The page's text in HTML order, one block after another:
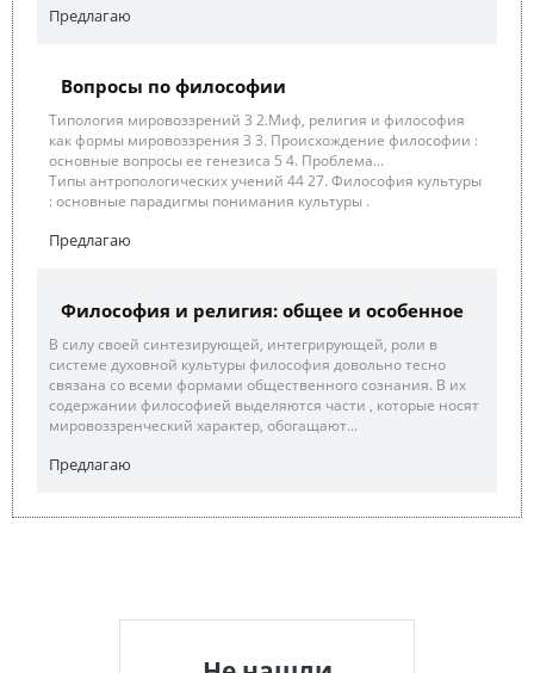
Предлагаю
Вопросы по философии
Типология мировоззрений 3 2.Миф, религия и философия
как формы мировоззрения 3 3. Происхождение философии :
основные вопросы ее генезиса 5 4. Проблема...
Типы антропологических учений 44 27. Философия культуры
: основные парадигмы понимания культуры .
Предлагаю
Философия и религия: общее и особенное
В силу своей синтезирующей, интегрирующей, роли в
системе духовной культуры философия довольно тесно
связана со всеми формами общественного сознания. В их
содержании философией выделяются части , которые носят
мировоззренческий характер, обогащают...
Предлагаю